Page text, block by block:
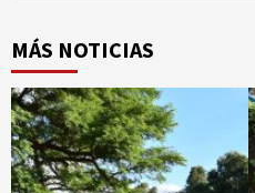
MÁS NOTICIAS